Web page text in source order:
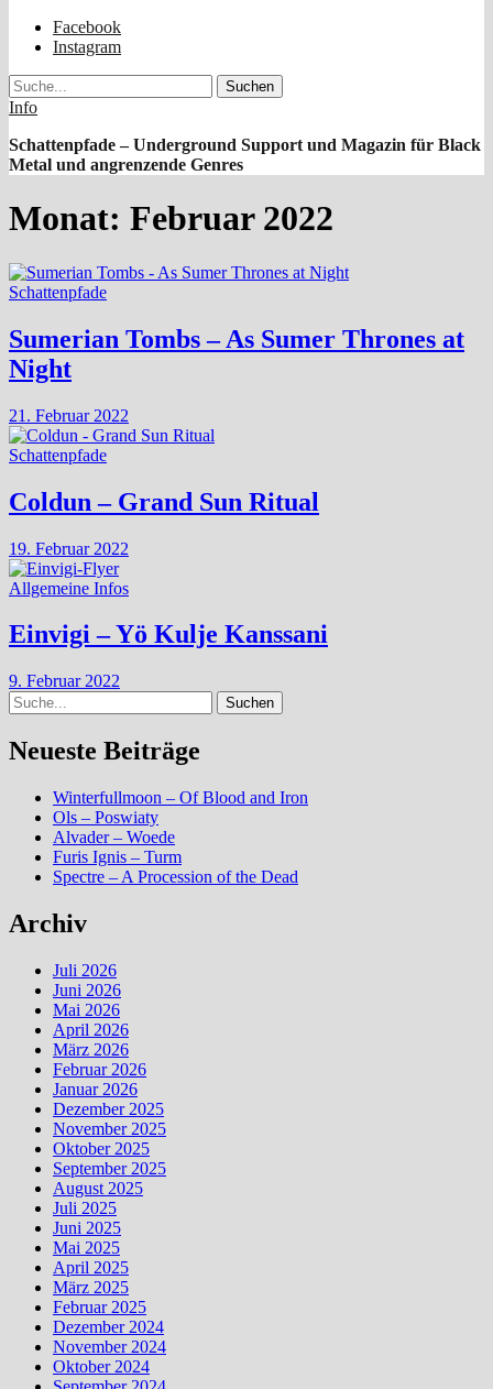
Facebook
Instagram
Suche
Info
Schattenpfade – Underground Support und Magazin für Black
Metal und angrenzende Genres
Monat: Februar 2022
Schattenpfade
Sumerian Tombs – As Sumer Thrones at
Night
21. Februar 2022
Schattenpfade
Coldun – Grand Sun Ritual
19. Februar 2022
Allgemeine Infos
Einvigi – Yö Kulje Kanssani
9. Februar 2022
Suche
Neueste Beiträge
Winterfullmoon – Of Blood and Iron
Ols – Poswiaty
Alvader – Woede
Furis Ignis – Turm
Spectre – A Procession of the Dead
Archiv
Juli 2026
Juni 2026
Mai 2026
April 2026
März 2026
Februar 2026
Januar 2026
Dezember 2025
November 2025
Oktober 2025
September 2025
August 2025
Juli 2025
Juni 2025
Mai 2025
April 2025
März 2025
Februar 2025
Dezember 2024
November 2024
Oktober 2024